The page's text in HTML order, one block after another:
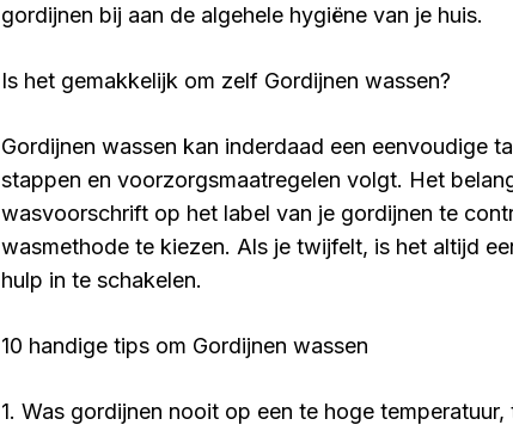
gordijnen bij aan de algehele hygiëne van je huis.
Is het gemakkelijk om zelf Gordijnen wassen?
Gordijnen wassen kan inderdaad een eenvoudige
stappen en voorzorgsmaatregelen volgt. Het
wasvoorschrift op het label van je gordijnen te
wasmethode te kiezen. Als je twijfelt, is het altijd
hulp in te schakelen.
10 handige tips om Gordijnen wassen
1. Was gordijnen nooit op een te hoge